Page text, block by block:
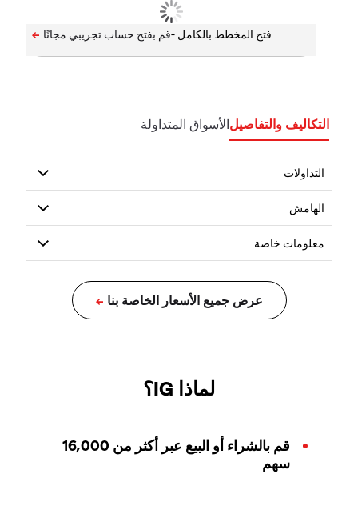
فتح المخطط بالكامل -
التكاليف والتفاصيلالأسواق المتداولة
لماذا IG؟
قم بالشراء أو البيع عبر أكثر من 16,000
سهم